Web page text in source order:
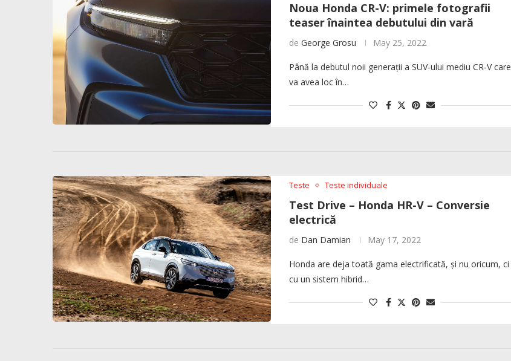
Noua Honda CR-V: primele fotografii
teaser înaintea debutului din vară
de George Grosu May 25, 2022
Până la debutul noii generații a SUV-ului mediu CR-V care
va avea loc în…
Teste Teste individuale
Test Drive – Honda HR-V – Conversie
electrică
de Dan Damian May 17, 2022
Honda are deja toată gama electrificată, și nu oricum, ci
cu un sistem hibrid…